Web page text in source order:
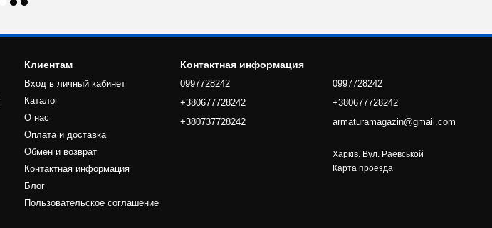
Клиентам
Вход в личный кабинет
Каталог
О нас
Оплата и доставка
Обмен и возврат
Контактная информация
Блог
Пользовательское соглашение
Контактная информация
0997728242
+380677728242
+380737728242
0997728242
+380677728242
armaturamagazin@gmail.com
Харків. Вул. Раевськой
Карта проезда